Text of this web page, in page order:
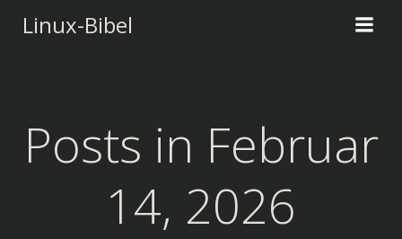
Linux-Bibel
Posts in Februar
14, 2026